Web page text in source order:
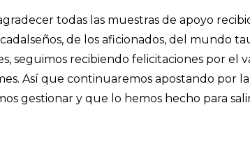
todas las muestras de apoyo
de los aficionados, del mundo
seguimos recibiendo felicitaciones por
Así que continuaremos apostando por
gestionar y que lo hemos hecho para